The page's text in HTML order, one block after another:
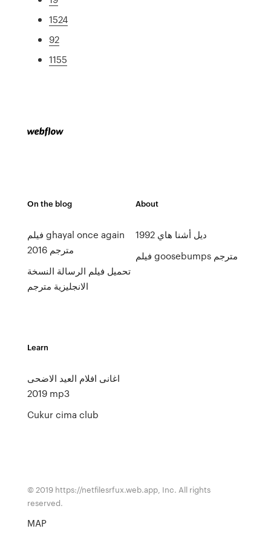
1524
92
1155
On the blog
فيلم ghayal once again
2016 مترجم
تحميل فيلم الرسالة النسخة
الانجليزية مترجم
About
ديل أشنا هاي 1992
فيلم goosebumps مترجم
Learn
اغانى افلام العيد الاضحى
2019 mp3
Cukur cima club
© 2019 https://netfilesrfux.web.app, Inc. All rights
reserved.
MAP